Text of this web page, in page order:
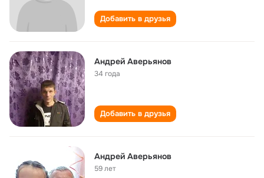
Добавить в друзья
Андрей Аверьянов
34 года
Добавить в друзья
Андрей Аверьянов
59 лет